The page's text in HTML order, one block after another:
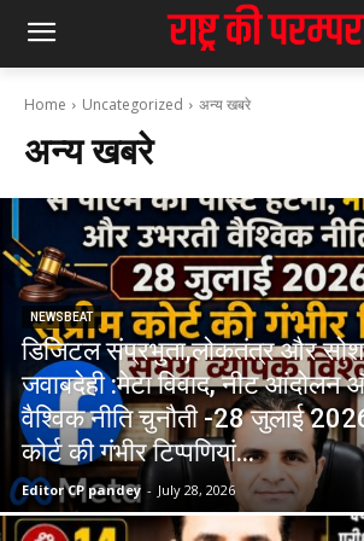
Home Uncategorized अन्य खबरे
अन्य खबरे
NEWSBEAT
डिजिटल संप्रभुता,लोकतंत्र और
जवाबदेही :मेटा विवाद, नीट आंदोलन
वैश्विक नीति चुनौती -28 जुलाई
कोर्ट की गंभीर टिप्पणियां...
Editor CP pandey - July 28, 2026